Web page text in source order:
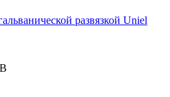
развязкой Uniel